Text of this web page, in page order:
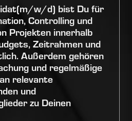
w/d) bist Dufür
Controlling und
Projekten innerhalb
Zeitrahmen und
Außerdem gehören
und regelmäßige
an relevante
und
zu Deinen